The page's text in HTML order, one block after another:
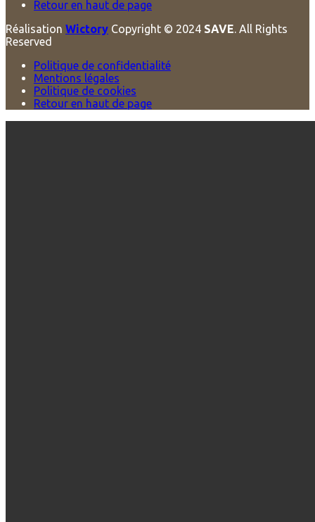
Retour en haut de page
Réalisation Wictory Copyright © 2024 SAVE. All Rights
Reserved
Politique de confidentialité
Mentions légales
Politique de cookies
Retour en haut de page